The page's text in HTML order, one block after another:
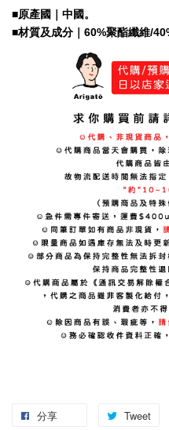
■原產國｜中國。
■材質及成分｜60%聚酯纖維/
分享 Tweet